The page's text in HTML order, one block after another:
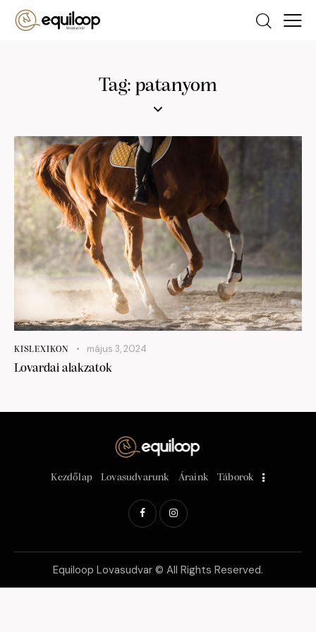
Tag: patanyom
KISLEXIKON május 3, 2024
Lovardai alakzatok
Kezdőlap Lovasudvarunk Áraink Táborok
Equiloop Lovasudvar © All Rights Reserved.